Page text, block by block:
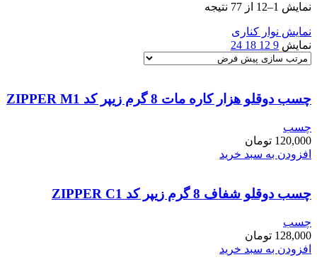
نمایش 1–12 از 77 نتیجه
نمایش نوار کناری
نمایش 9
12
18
24
چسب دوقلو هزار کاره مات 8 گرم زیپر کد ZIPPER M1
چسب
120,000 تومان
افزودن به سبد خرید
چسب دوقلو شفاف 8 گرم زیپر کد ZIPPER C1
چسب
128,000 تومان
افزودن به سبد خرید